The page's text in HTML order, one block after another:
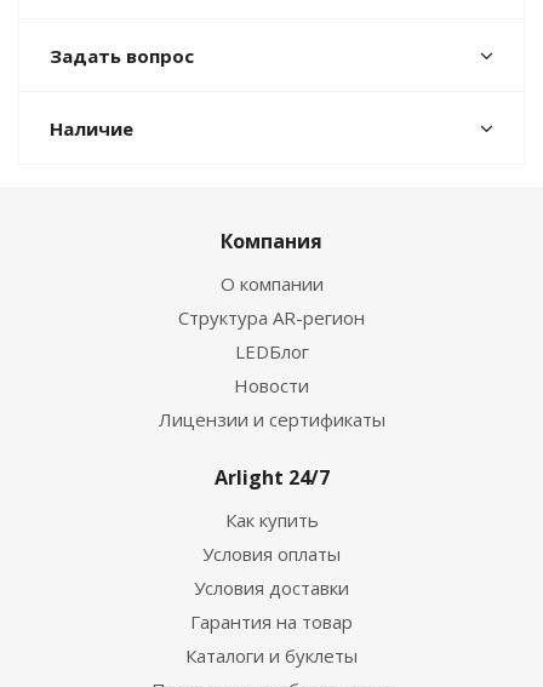
Задать вопрос
Наличие
Компания
О компании
Структура AR-регион
LEDБлог
Новости
Лицензии и сертификаты
Arlight 24/7
Как купить
Условия оплаты
Условия доставки
Гарантия на товар
Каталоги и буклеты